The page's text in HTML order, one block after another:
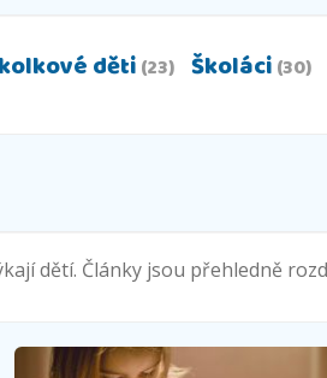
děti (23) Školáci (30)
dětí. Články jsou přehledně